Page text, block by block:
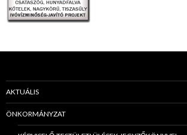
AKTUÁLIS
ÖNKORMÁNYZAT